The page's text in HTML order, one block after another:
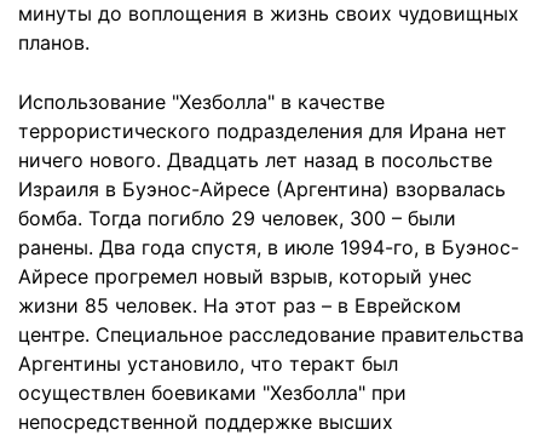
минуты до воплощения в жизнь своих чудовищных
планов.
Использование "Хезболла" в качестве
террористического подразделения для Ирана нет
ничего нового. Двадцать лет назад в посольстве
Израиля в Буэнос-Айресе (Аргентина) взорвалась
бомба. Тогда погибло 29 человек, 300 – были
ранены. Два года спустя, в июле 1994-го, в Буэнос-
Айресе прогремел новый взрыв, который унес
жизни 85 человек. На этот раз – в Еврейском
центре. Специальное расследование правительства
Аргентины установило, что теракт был
осуществлен боевиками "Хезболла" при
непосредственной поддержке высших